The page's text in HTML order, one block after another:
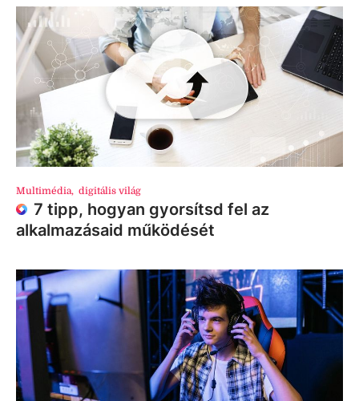
Multimédia, digitális világ
7 tipp, hogyan gyorsítsd fel az
alkalmazásaid működését